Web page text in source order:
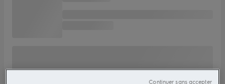
Continuer sans accepter